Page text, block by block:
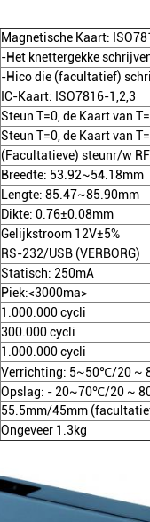
Magnetische Kaart:
-Het knettergekke
-Hico die (facultatief)
IC-Kaart: ISO7816-1,2,3
Steun T=0, de Kaart van
Steun T=0, de Kaart van
(Facultatieve) steunr/w
Breedte: 53.92~54.18mm
Lengte: 85.47~85.90mm
Dikte: 0.76±0.08mm
Gelijkstroom 12V±5%
RS-232/USB (VERBORG)
Statisch: 250mA
Piek:<3000ma>
1.000.000 cycli
300.000 cycli
1.000.000 cycli
Verrichting: 5~50℃/20 ~
Opslag: - 20~70℃/20 ~
55.5mm/45mm
Ongeveer 1.3kg